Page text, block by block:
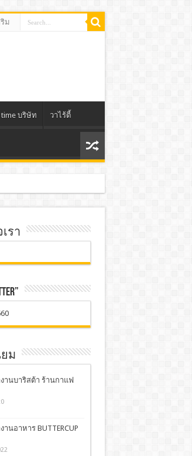
ม
time บริษัท วาไร้ตี้
รา
ม
านบาริสต้า ร้านกาแฟ
นอาหาร BUTTERCUP